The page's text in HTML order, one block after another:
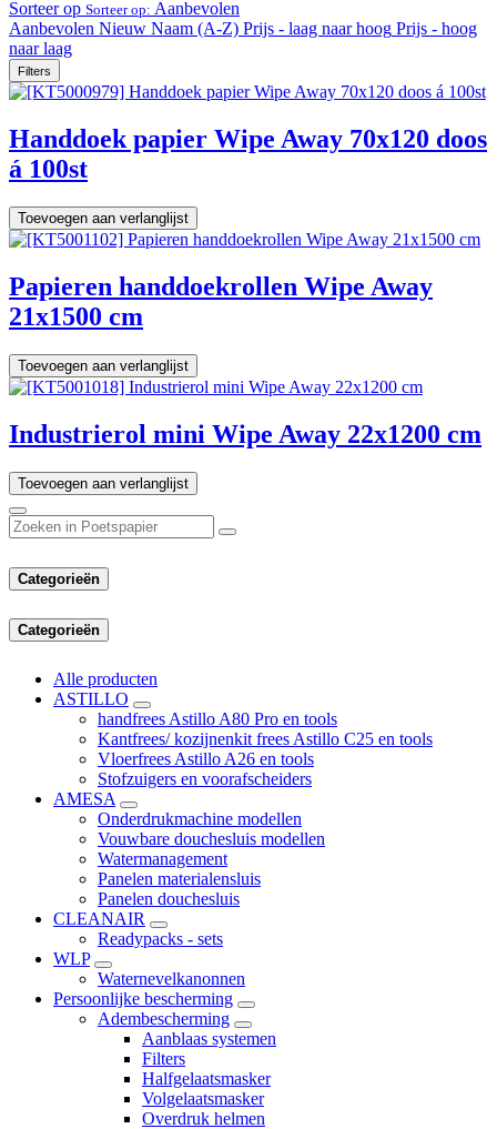
Sorteer op Sorteer op: Aanbevolen
Aanbevolen Nieuw Naam (A-Z) Prijs - laag naar hoog Prijs - hoog
naar laag
Filters
Handdoek papier Wipe Away 70x120 doos
á 100st
Toevoegen aan verlanglijst
Papieren handdoekrollen Wipe Away
21x1500 cm
Toevoegen aan verlanglijst
Industrierol mini Wipe Away 22x1200 cm
Toevoegen aan verlanglijst
Categorieën
Categorieën
Alle producten
ASTILLO
handfrees Astillo A80 Pro en tools
Kantfrees/ kozijnenkit frees Astillo C25 en tools
Vloerfrees Astillo A26 en tools
Stofzuigers en voorafscheiders
AMESA
Onderdrukmachine modellen
Vouwbare douchesluis modellen
Watermanagement
Panelen materialensluis
Panelen douchesluis
CLEANAIR
Readypacks - sets
WLP
Waternevelkanonnen
Persoonlijke bescherming
Adembescherming
Aanblaas systemen
Filters
Halfgelaatsmasker
Volgelaatsmasker
Overdruk helmen